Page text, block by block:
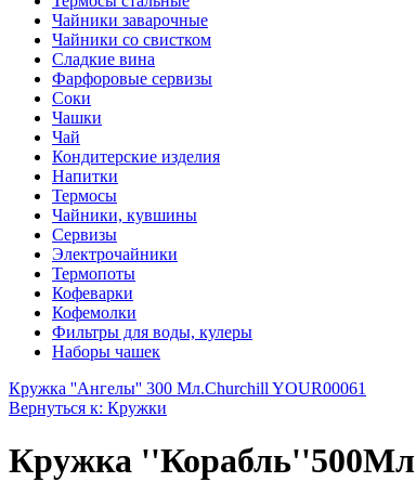
Чайники заварочные
Чайники со свистком
Сладкие вина
Фарфоровые сервизы
Соки
Чашки
Чай
Кондитерские изделия
Напитки
Термосы
Чайники, кувшины
Сервизы
Электрочайники
Термопоты
Кофеварки
Кофемолки
Фильтры для воды, кулеры
Наборы чашек
Кружка ''Ангелы'' 300 Мл.Churchill YOUR00061
Вернуться к: Кружки
Кружка ''Корабль''500Мл